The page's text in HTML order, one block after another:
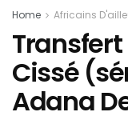
Home Africains
Cissé
Adana